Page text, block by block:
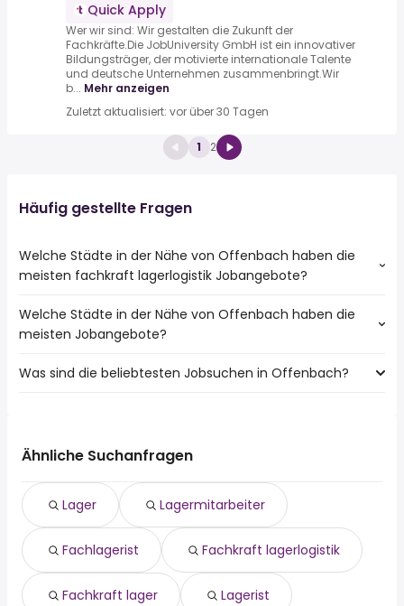
Quick Apply
Wer wir sind: Wir gestalten die Zukunft der
Fachkräfte.Die JobUniversity GmbH ist ein innovativer
Bildungsträger, der motivierte internationale Talente
und deutsche Unternehmen zusammenbringt.Wir
b... Mehr anzeigen
Zuletzt aktualisiert: vor über 30 Tagen
1 2
Häufig gestellte Fragen
Welche Städte in der Nähe von Offenbach haben die
meisten fachkraft lagerlogistik Jobangebote?
Städte in der Nähe von Offenbach mit den meisten
fachkraft lagerlogistik Jobs:
Hanau
Maintal
Bad Vilbel
Dietzenbach
Welche Städte in der Nähe von Offenbach haben die
meisten Jobangebote?
10 Städte in der Nähe von Offenbach mit den meisten
Oberursel (Taunus)
Maintal
Neu Isenburg
Langen
Bad Vilbel
Dietzenbach
Was sind die beliebtesten Jobsuchen in Offenbach?
reinigungskraft
quereinsteiger
minijobber
minijob
wochenende
produktionsmitarbeiter
Ähnliche Suchanfragen
Lager Lagermitarbeiter
Fachlagerist Fachkraft lagerlogistik
Fachkraft lager Lagerist